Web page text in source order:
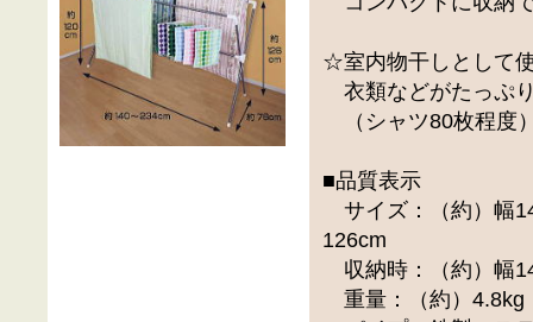
☆室内物干しとして
衣類などがたっぷ
（シャツ80枚程度
■品質表示
サイズ：（約）幅
126cm
収納時：（約）幅
重量：（約）4.8kg